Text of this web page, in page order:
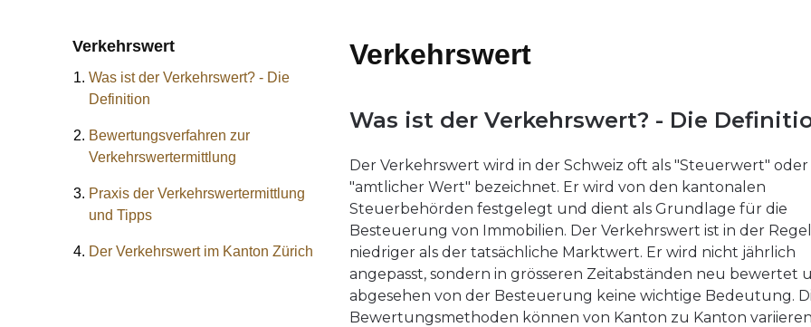
Verkehrswert
Was ist der Verkehrswert? - Die
Definition
Bewertungsverfahren zur
Verkehrswertermittlung
Praxis der Verkehrswertermittlung
und Tipps
Der Verkehrswert im Kanton Zürich
Verkehrswert
Was ist der Verkehrswert? - Die
Der Verkehrswert wird in der Schweiz oft als "Steuerwert" oder
"amtlicher Wert" bezeichnet. Er wird von den kantonalen
Steuerbehörden festgelegt und dient als Grundlage für die
Besteuerung von Immobilien. Der Verkehrswert ist in der Regel
niedriger als der tatsächliche Marktwert. Er wird nicht jährlich
angepasst, sondern in grösseren Zeitabständen neu bewertet
abgesehen von der Besteuerung keine wichtige Bedeutung.
Bewertungsmethoden können von Kanton zu Kanton